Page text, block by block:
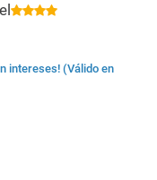
intereses! (Válido en